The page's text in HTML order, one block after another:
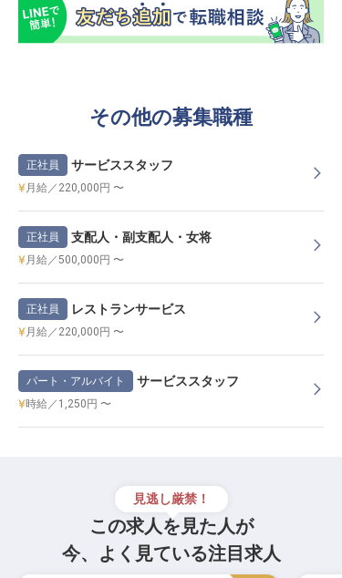
その他の募集職種
正社員 サービススタッフ
月給／220,000円 〜
正社員 支配人・副支配人・女将
月給／500,000円 〜
正社員 レストランサービス
月給／220,000円 〜
パート・アルバイト サービススタッフ
時給／1,250円 〜
見逃し厳禁！
この求人を見た人が
今、よく見ている注目求人